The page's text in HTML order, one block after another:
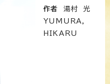
作者
湯村 光
YUMURA，
HIKARU